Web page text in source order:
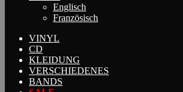
Englisch
Französisch
VINYL
CD
KLEIDUNG
VERSCHIEDENES
BANDS